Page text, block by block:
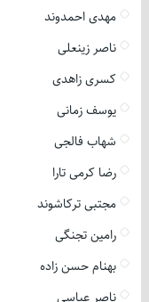
مهدی احمدوند
ناصر زینعلی
کسری زاهدی
یوسف زمانی
شهاب فالجی
رضا کرمی تارا
مجتبی ترکاشوند
رامین تجنگی
بهنام حسن زاده
ناصر عباسی